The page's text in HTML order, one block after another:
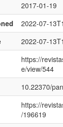
2017-01-19
2022-07-
2022-07-
https://
e/view/544
10.22370/
https://
/196619